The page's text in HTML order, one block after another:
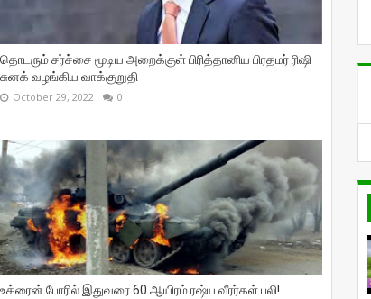
தொடரும் சர்ச்சை மூடிய அறைக்குள் பிரித்தானிய பிரதமர் ரிஷி
சுனக் வழங்கிய வாக்குறுதி
October 29, 2022 0
உக்ரைன் போரில் இதுவரை 60 ஆயிரம் ரஷ்ய வீரர்கள் பலி!